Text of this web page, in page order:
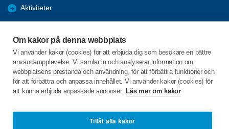
Om kakor på denna webbplats
Vi använder kakor (cookies) för att erbjuda dig som besökare en bättre
användarupplevelse. Vi samlar in och analyserar information om
webbplatsens prestanda och användning, för att förbättra funktioner och
för att förbättra och anpassa innehållet. Vi använder kakor (cookies) för
att kunna erbjuda anpassade annonser. Läs mer om kakor
Tillåt alla kakor
Aktiviteter
ANSLAGSTAVLAN
Arkiv 2022-2025
C/o:Anita Lindberg